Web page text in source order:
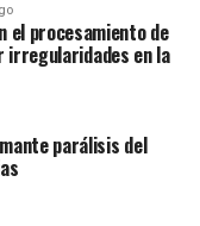
el procesamiento de
irregularidades en la
parálisis del